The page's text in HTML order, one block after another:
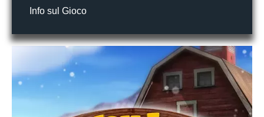
Info sul Gioco